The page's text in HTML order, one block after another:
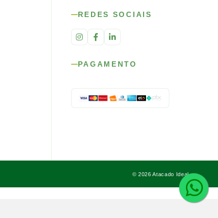
REDES SOCIAIS
PAGAMENTO
© 2026 Atacado Ideal